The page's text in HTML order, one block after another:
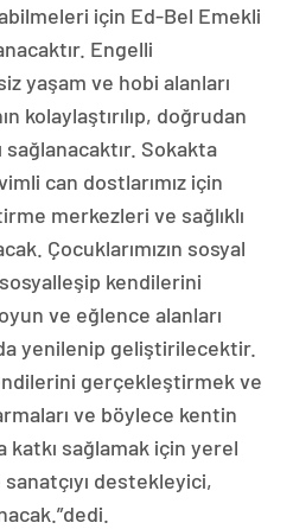
için Ed-Bel Emekli
Engelli
yaşam ve hobi alanları
kolaylaştırılıp, doğrudan
sağlanacaktır. Sokakta
can dostlarımız için
merkezleri ve sağlıklı
Çocuklarımızın sosyal
kendilerini
ve eğlence alanları
yenilenip geliştirilecektir.
gerçekleştirmek ve
ve böylece kentin
katkı sağlamak için yerel
destekleyici,